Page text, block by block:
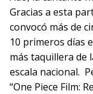
Gracias a esta
convocó más de
10 primeros días
más taquillera de
escala nacional.
“One Piece Film: